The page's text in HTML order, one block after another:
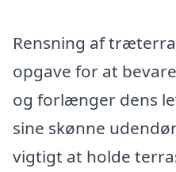
Rensning af
opgave for at
og forlænger dens
sine skønne
vigtigt at holde